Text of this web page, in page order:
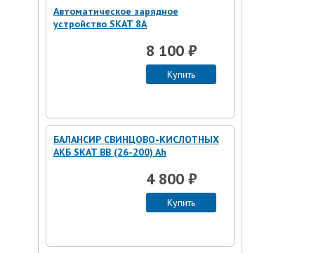
Автоматическое зарядное
устройство SKAT 8А
8 100 ₽
Купить
БАЛАНСИР СВИНЦОВО-КИСЛОТНЫХ
АКБ SKAT BB (26-200) Ah
4 800 ₽
Купить